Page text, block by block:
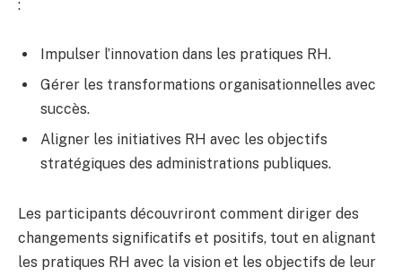
:
Impulser l’innovation dans les pratiques RH.
Gérer les transformations organisationnelles avec
succès.
Aligner les initiatives RH avec les objectifs
stratégiques des administrations publiques.
Les participants découvriront comment diriger des
changements significatifs et positifs, tout en alignant
les pratiques RH avec la vision et les objectifs de leur